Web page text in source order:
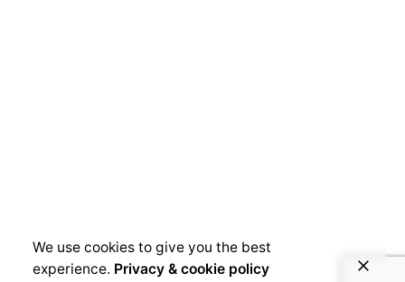
We use cookies to give you the best
experience. Privacy & cookie policy